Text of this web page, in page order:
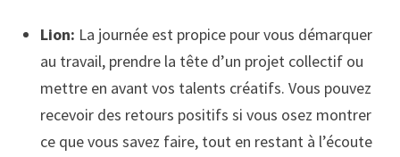
Lion: La journée est propice pour vous démarquer
au travail, prendre la tête d’un projet collectif ou
mettre en avant vos talents créatifs. Vous pouvez
recevoir des retours positifs si vous osez montrer
ce que vous savez faire, tout en restant à l’écoute